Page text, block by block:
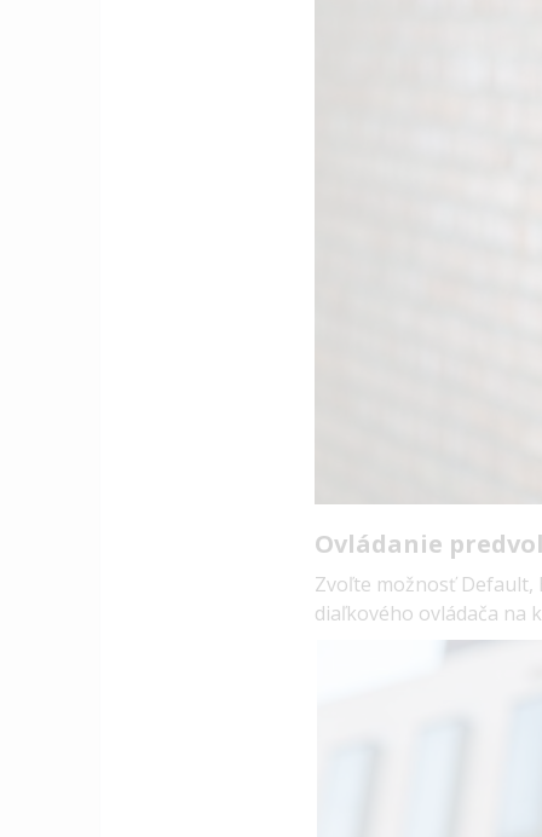
Ovládanie
Zvoľte možnosť Default,
diaľkového ovládača na